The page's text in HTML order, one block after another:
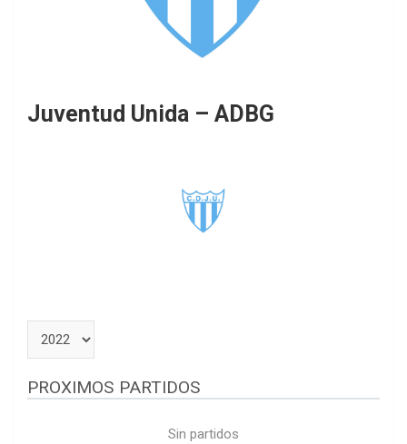
Juventud Unida – ADBG
PROXIMOS PARTIDOS
Sin partidos